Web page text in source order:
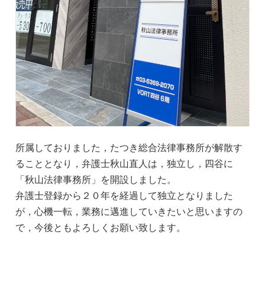
所属しておりました，たつき総合法律事務所が解散す
ることとなり，弁護士秋山直人は，独立し，四谷に
「秋山法律事務所」を開設しました。
弁護士登録から２０年を経過して独立となりました
が，心機一転，業務に邁進していきたいと思いますの
で，今後ともよろしくお願い致します。